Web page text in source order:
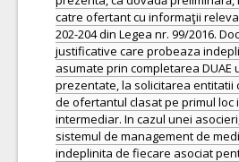
catre ofertant cu informaţii
202-204 din Legea nr. 99/2016.
justificative care probeaza
asumate prin completarea DUAE
prezentate, la solicitarea entitatii
de ofertantul clasat pe primul loc
intermediar. In cazul unei
sistemul de management de
indeplinita de fiecare asociat